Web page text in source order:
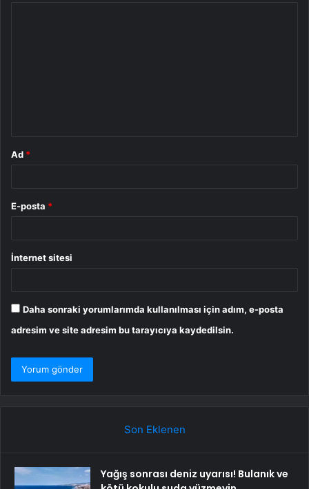
Ad *
E-posta *
İnternet sitesi
Daha sonraki yorumlarımda kullanılması için adım, e-posta
adresim ve site adresim bu tarayıcıya kaydedilsin.
Son Eklenen
Yağış sonrası deniz uyarısı! Bulanık ve